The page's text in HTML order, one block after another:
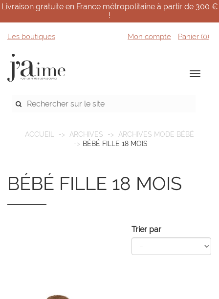
Livraison gratuite en France métropolitaine à partir de 300 €
!
Les boutiques Mon compte Panier (0)
ACCUEIL ARCHIVES
ARCHIVES MODE BÉBÉ
BÉBÉ FILLE 18 MOIS
BÉBÉ FILLE 18 MOIS
Trier par